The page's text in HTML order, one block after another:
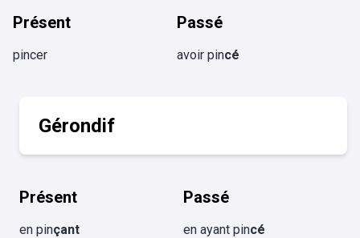
Présent
pincer
Passé
avoir pincé
Gérondif
Présent
en pinçant
Passé
en ayant pincé